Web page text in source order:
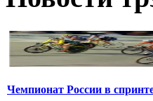
Чемпионат России в